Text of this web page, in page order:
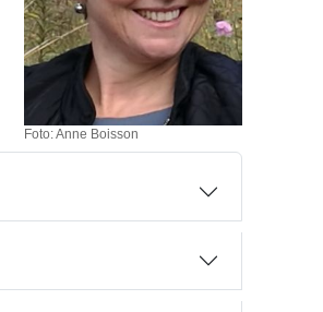
Foto: Anne Boisson